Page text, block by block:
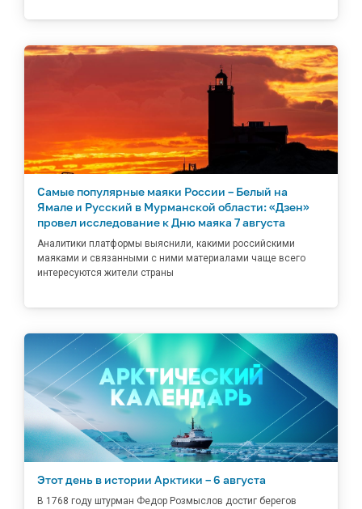
Самые популярные маяки России – Белый на
Ямале и Русский в Мурманской области: «Дзен»
провел исследование к Дню маяка 7 августа
Аналитики платформы выяснили, какими российскими
маяками и связанными с ними материалами чаще всего
интересуются жители страны
Этот день в истории Арктики – 6 августа
В 1768 году штурман Федор Розмыслов достиг берегов